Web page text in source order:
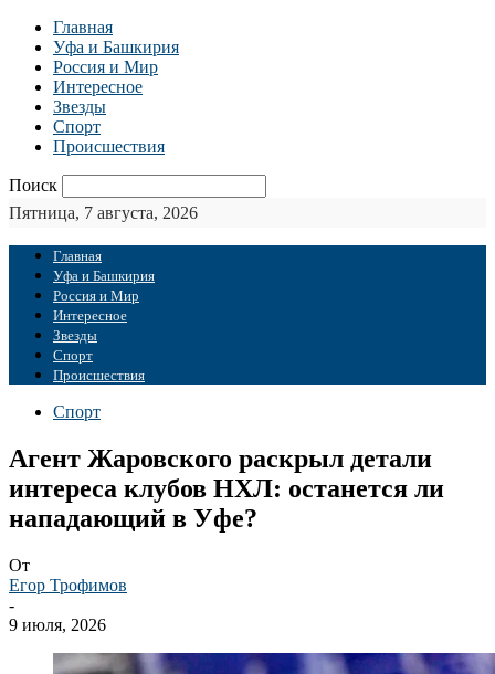
Главная
Уфа и Башкирия
Россия и Мир
Интересное
Звезды
Спорт
Происшествия
Поиск
Пятница, 7 августа, 2026
Главная
Уфа и Башкирия
Россия и Мир
Интересное
Звезды
Спорт
Происшествия
Спорт
Агент Жаровского раскрыл детали
интереса клубов НХЛ: останется ли
нападающий в Уфе?
От
Егор Трофимов
-
9 июля, 2026